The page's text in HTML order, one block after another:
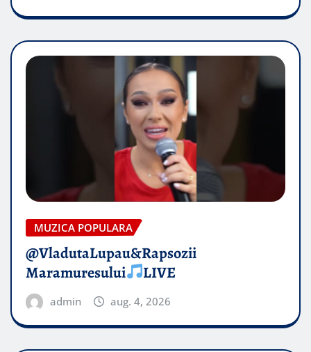
MUZICA POPULARA
@VladutaLupau&Rapsozii
Maramuresului
LIVE
admin aug. 4, 2026